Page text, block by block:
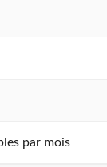
par mois